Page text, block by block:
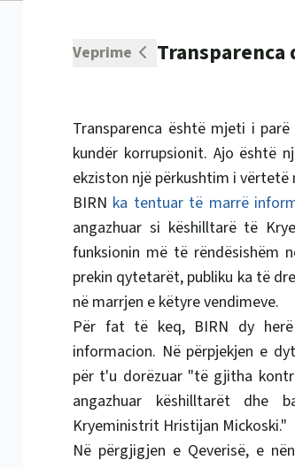
Veprime
Transparenca është mjeti i
kundër korrupsionit. Ajo është
ekziston një përkushtim i vërtetë
BIRN ka tentuar të marrë
angazhuar si këshilltarë të
funksionin më të rëndësishëm
prekin qytetarët, publiku ka të
në marrjen e këtyre vendimeve.
Për fat të keq, BIRN dy
informacion. Në përpjekjen e
për t'u dorëzuar "të gjitha
angazhuar këshilltarët dhe
Kryeministrit Hristijan Mickoski."
Në përgjigjen e Qeverisë, e